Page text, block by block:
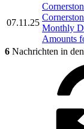
07.11.25
Monthly
Amounts
6 Nachrichten in